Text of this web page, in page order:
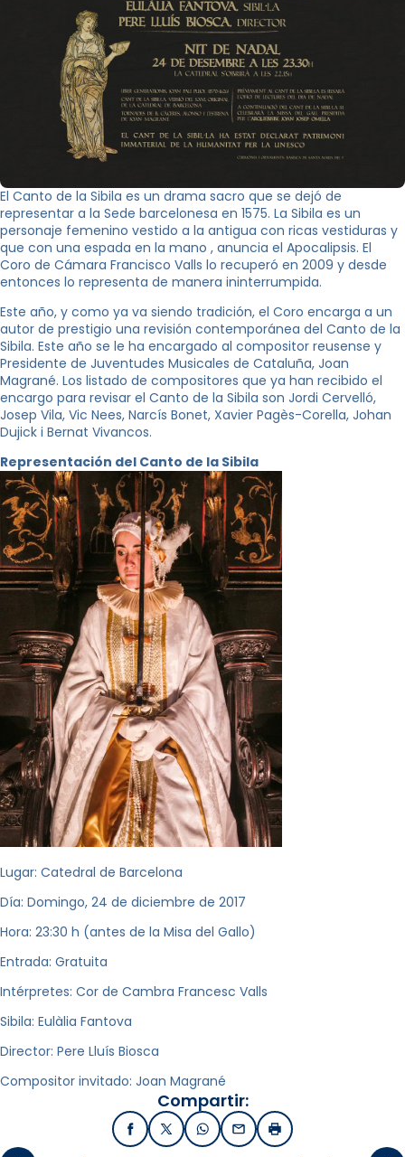
El Canto de la Sibila es un drama sacro que se dejó de
representar a la Sede barcelonesa en 1575. La Sibila es un
personaje femenino vestido a la antigua con ricas vestiduras y
que con una espada en la mano , anuncia el Apocalipsis. El
Coro de Cámara Francisco Valls lo recuperó en 2009 y desde
entonces lo representa de manera ininterrumpida.
Este año, y como ya va siendo tradición, el Coro encarga a un
autor de prestigio una revisión contemporánea del Canto de la
Sibila. Este año se le ha encargado al compositor reusense y
Presidente de Juventudes Musicales de Cataluña, Joan
Magrané. Los listado de compositores que ya han recibido el
encargo para revisar el Canto de la Sibila son Jordi Cervelló,
Josep Vila, Vic Nees, Narcís Bonet, Xavier Pagès-Corella, Johan
Dujick i Bernat Vivancos.
Representación del Canto de la Sibila
Lugar: Catedral de Barcelona
Día: Domingo, 24 de diciembre de 2017
Hora: 23:30 h (antes de la Misa del Gallo)
Entrada: Gratuita
Intérpretes: Cor de Cambra Francesc Valls
Sibila: Eulàlia Fantova
Director: Pere Lluís Biosca
Compositor invitado: Joan Magrané
Compartir:
FacebookX / TwitterWhatsApp
EmailImprimir